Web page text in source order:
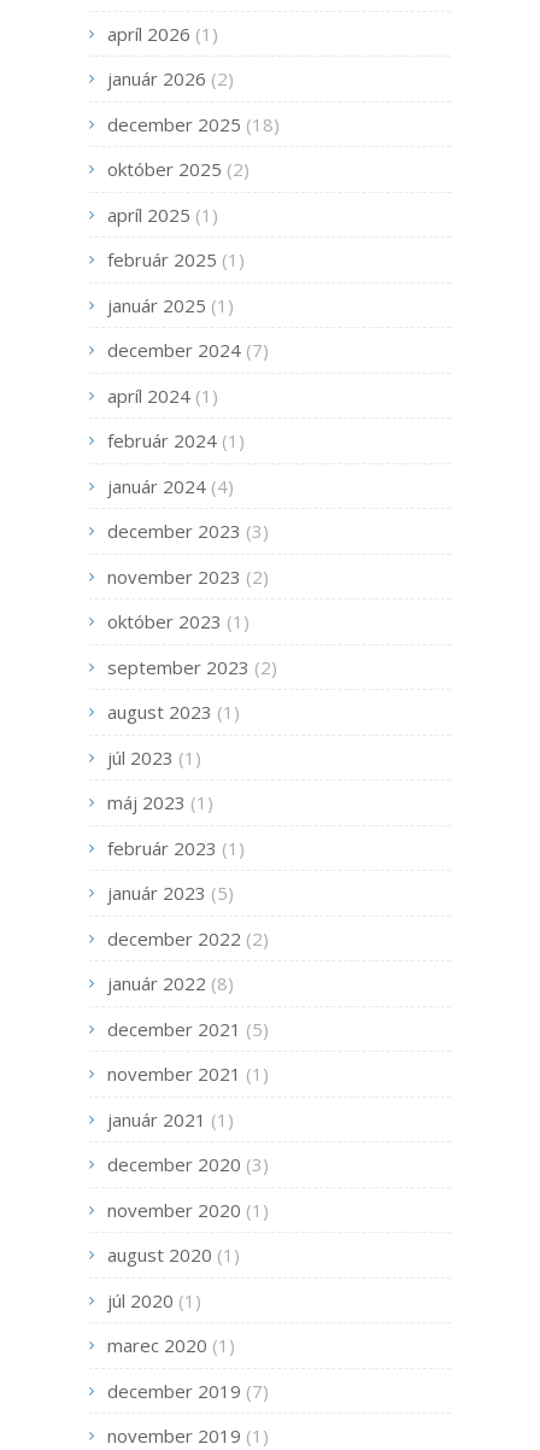
apríl 2026 (1)
január 2026 (2)
december 2025 (18)
október 2025 (2)
apríl 2025 (1)
február 2025 (1)
január 2025 (1)
december 2024 (7)
apríl 2024 (1)
február 2024 (1)
január 2024 (4)
december 2023 (3)
november 2023 (2)
október 2023 (1)
september 2023 (2)
august 2023 (1)
júl 2023 (1)
máj 2023 (1)
február 2023 (1)
január 2023 (5)
december 2022 (2)
január 2022 (8)
december 2021 (5)
november 2021 (1)
január 2021 (1)
december 2020 (3)
november 2020 (1)
august 2020 (1)
júl 2020 (1)
marec 2020 (1)
december 2019 (7)
november 2019 (1)